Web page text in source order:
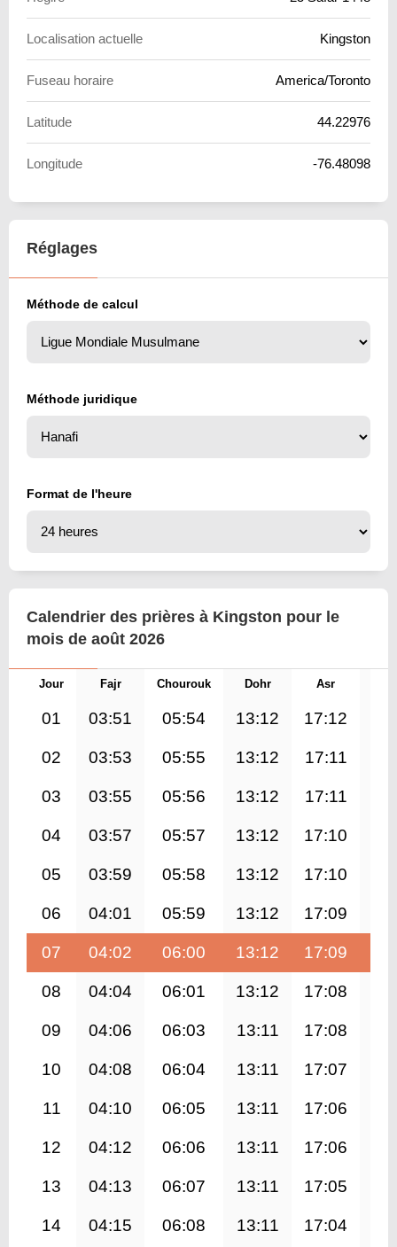
Localisation actuelle Kingston
Fuseau horaire America/Toronto
Latitude 44.22976
Longitude -76.48098
Réglages
Méthode de calcul
Méthode juridique
Format de l'heure
Calendrier des prières à Kingston pour le
mois de août 2026
Jour Fajr Chourouk Dohr Asr
01 03:51 05:54 13:12 17:12
02 03:53 05:55 13:12 17:11
03 03:55 05:56 13:12 17:11
04 03:57 05:57 13:12 17:10
05 03:59 05:58 13:12 17:10
06 04:01 05:59 13:12 17:09
07 04:02 06:00 13:12 17:09
08 04:04 06:01 13:12 17:08
09 04:06 06:03 13:11 17:08
10 04:08 06:04 13:11 17:07
11 04:10 06:05 13:11 17:06
12 04:12 06:06 13:11 17:06
13 04:13 06:07 13:11 17:05
14 04:15 06:08 13:11 17:04